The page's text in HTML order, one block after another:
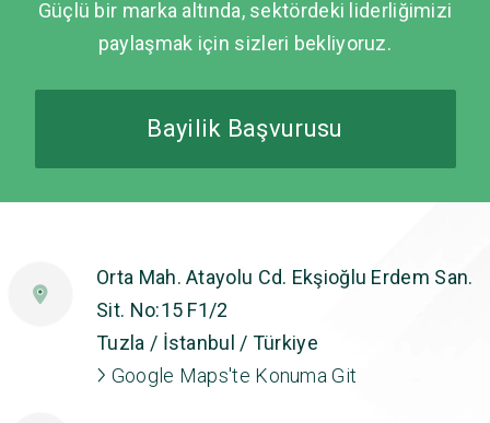
Güçlü bir marka altında, sektördeki liderliğimizi
paylaşmak için sizleri bekliyoruz.
Bayilik Başvurusu
Orta Mah. Atayolu Cd. Ekşioğlu Erdem San.
Sit. No:15 F1/2
Tuzla / İstanbul / Türkiye
Google Maps'te Konuma Git